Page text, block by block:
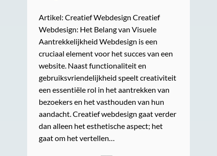
Artikel: Creatief Webdesign Creatief
Webdesign: Het Belang van Visuele
Aantrekkelijkheid Webdesign is een
cruciaal element voor het succes van een
website. Naast functionaliteit en
gebruiksvriendelijkheid speelt creativiteit
een essentiële rol in het aantrekken van
bezoekers en het vasthouden van hun
aandacht. Creatief webdesign gaat verder
dan alleen het esthetische aspect; het
gaat om het vertellen…